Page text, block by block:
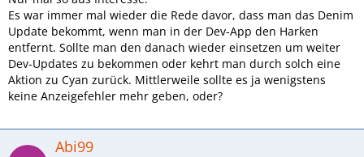
Es war immer mal wieder die Rede davor, dass man das Denim
Update bekommt, wenn man in der Dev-App den Harken
entfernt. Sollte man den danach wieder einsetzen um weiter
Dev-Updates zu bekommen oder kehrt man durch solch eine
Aktion zu Cyan zurück. Mittlerweile sollte es ja wenigstens
keine Anzeigefehler mehr geben, oder?
Abi99